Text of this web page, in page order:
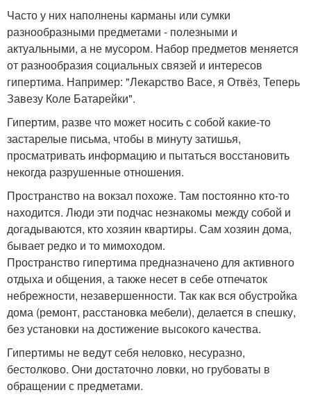
Часто у них наполнены карманы или сумки
разнообразными предметами - полезными и
актуальными, а не мусором. Набор предметов меняется
от разнообразия социальных связей и интересов
гипертима. Например: "Лекарство Васе, я Отвёз, Теперь
Завезу Коле Батарейки".
Гипертим, разве что может носить с собой какие-то
застарелые письма, чтобы в минуту затишья,
просматривать информацию и пытаться восстановить
некогда разрушенные отношения.
Пространство на вокзал похоже. Там постоянно кто-то
находится. Люди эти подчас незнакомы между собой и
догадываются, кто хозяин квартиры. Сам хозяин дома,
бывает редко и то мимоходом.
Пространство гипертима предназначено для активного
отдыха и общения, а также несет в себе отпечаток
небрежности, незавершенности. Так как вся обустройка
дома (ремонт, расстановка мебели), делается в спешку,
без установки на достижение высокого качества.
Гипертимы не ведут себя неловко, несуразно,
бестолково. Они достаточно ловки, но грубоваты в
обращении с предметами.